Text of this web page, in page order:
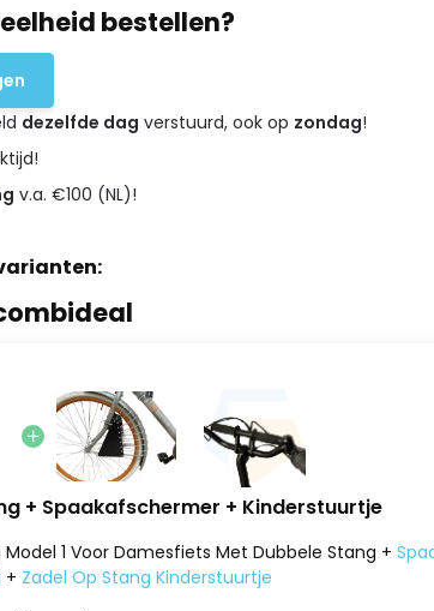
bestellen?
dezelfde dag verstuurd, ook op zondag!
v.a. €100 (NL)!
+ Spaakafschermer + Kinderstuurtje
1 Voor Damesfiets Met Dubbele Stang +
+ Zadel Op Stang Kinderstuurtje